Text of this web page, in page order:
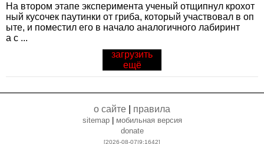
На втором этапе эксперимента ученый отщипнул крохот
ный кусочек паутинки от гриба, который участвовал в оп
ыте, и поместил его в начало аналогичного лабиринт
а с ...
загрузить
ещё
о сайте правила
sitemap| мобильная версия
donate
[2026-08-07|9:1642]